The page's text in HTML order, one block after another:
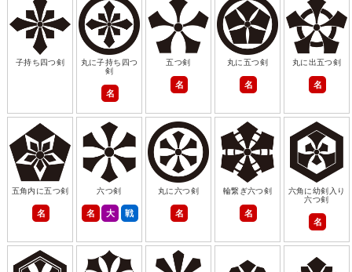
子持ち四つ剣
丸に子持ち四つ
剣
名
五つ剣
名
丸に五つ剣
名
丸に出五つ剣
名
五角内に五つ剣
名
六つ剣
名 大 戦
丸に六つ剣
名
輪繋ぎ六つ剣
名
六角に幼剣入り
六つ剣
名